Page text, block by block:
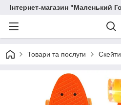
Інтернет-магазин "Маленький
Товари та послуги